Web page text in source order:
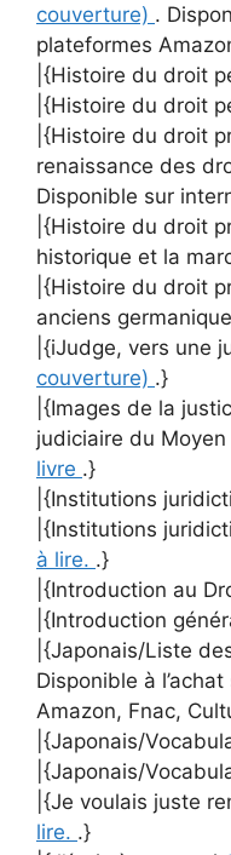
couverture) .
plateformes
|{Histoire du droit
|{Histoire du droit
|{Histoire du droit
renaissance des
Disponible sur
|{Histoire du droit
historique et la
|{Histoire du droit
anciens
|{iJudge, vers une
couverture) .}
|{Images de la
judiciaire du Moyen
livre .}
|{Institutions
|{Institutions
à lire. .}
|{Introduction au
|{Introduction
|{Japonais/Liste
Disponible à
Amazon, Fnac,
|{Japonais/
|{Japonais/
|{Je voulais juste
lire. .}